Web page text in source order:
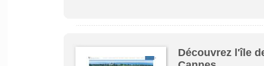
Découvrez l'île